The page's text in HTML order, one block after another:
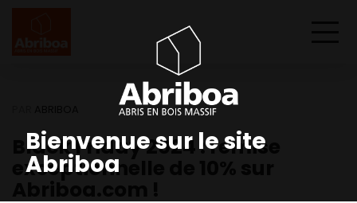
Bienvenue sur le site
Abriboa
Black Friday 2024 : remise
exceptionnelle de 10% sur